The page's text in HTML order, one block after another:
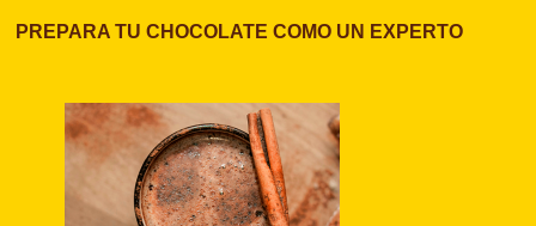
PREPARA TU CHOCOLATE COMO UN EXPERTO